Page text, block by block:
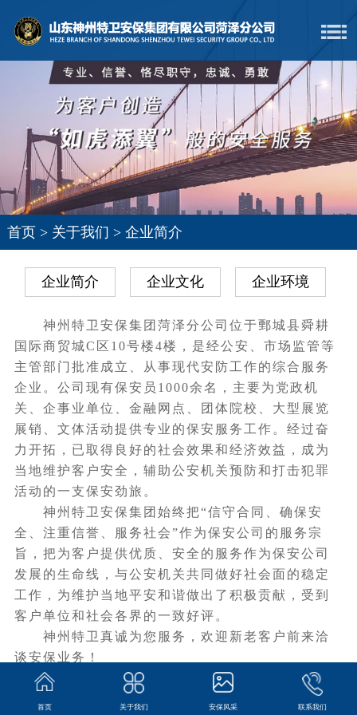
首页> 关于我们 > 企业简介
企业简介 企业文化 企业环境
神州特卫安保集团菏泽分公司位于鄄城县舜耕
国际商贸城C区10号楼4楼，是经公安、市场监管等
主管部门批准成立、从事现代安防工作的综合服务
企业。公司现有保安员1000余名，主要为党政机
关、企事业单位、金融网点、团体院校、大型展览
展销、文体活动提供专业的保安服务工作。经过奋
力开拓，已取得良好的社会效果和经济效益，成为
当地维护客户安全，辅助公安机关预防和打击犯罪
活动的一支保安劲旅。
神州特卫安保集团始终把“信守合同、确保安
全、注重信誉、服务社会”作为保安公司的服务宗
旨，把为客户提供优质、安全的服务作为保安公司
发展的生命线，与公安机关共同做好社会面的稳定
工作，为维护当地平安和谐做出了积极贡献，受到
客户单位和社会各界的一致好评。
神州特卫真诚为您服务，欢迎新老客户前来洽
谈安保业务！
首页 关于我们 安保风采 联系我们